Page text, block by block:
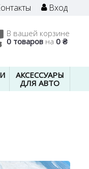
Вход
В вашей корзине
0 товаров на 0 ₴
АКСЕССУАРЫ
ДЛЯ АВТО